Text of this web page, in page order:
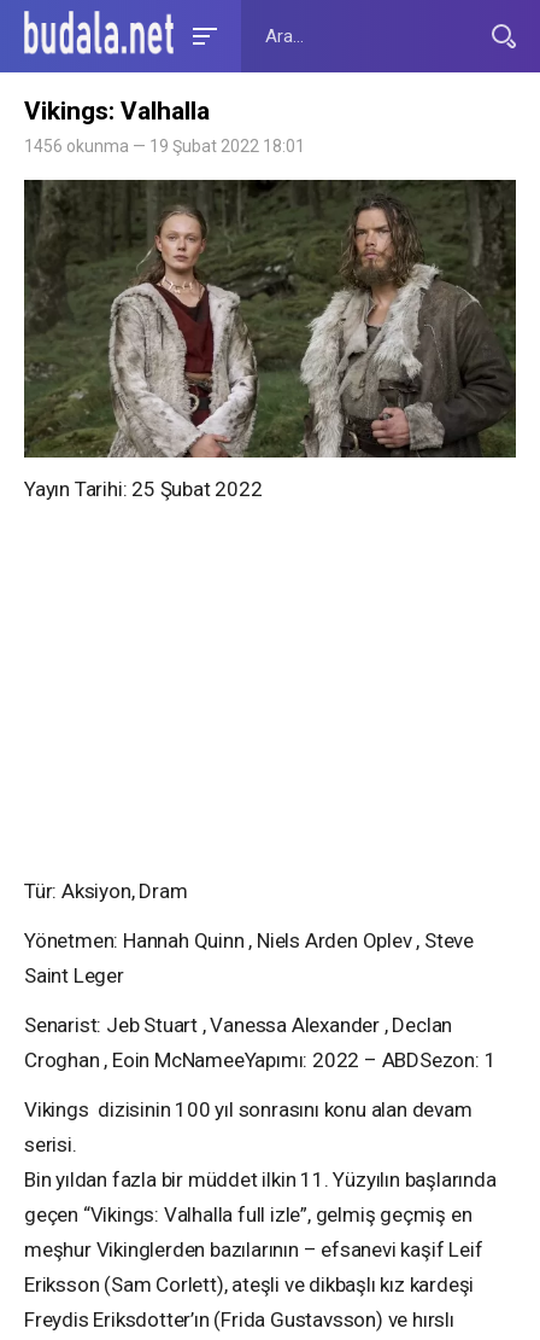
Vikings: Valhalla
1456 okunma — 19 Şubat 2022 18:01
Yayın Tarihi: 25 Şubat 2022
Tür: Aksiyon, Dram
Yönetmen: Hannah Quinn , Niels Arden Oplev , Steve
Saint Leger
Senarist: Jeb Stuart , Vanessa Alexander , Declan
Croghan , Eoin McNameeYapımı: 2022 – ABDSezon: 1
Vikings dizisinin 100 yıl sonrasını konu alan devam
serisi.
Bin yıldan fazla bir müddet ilkin 11. Yüzyılın başlarında
geçen “Vikings: Valhalla full izle”, gelmiş geçmiş en
meşhur Vikinglerden bazılarının – efsanevi kaşif Leif
Eriksson (Sam Corlett), ateşli ve dikbaşlı kız kardeşi
Freydis Eriksdotter’ın (Frida Gustavsson) ve hırslı